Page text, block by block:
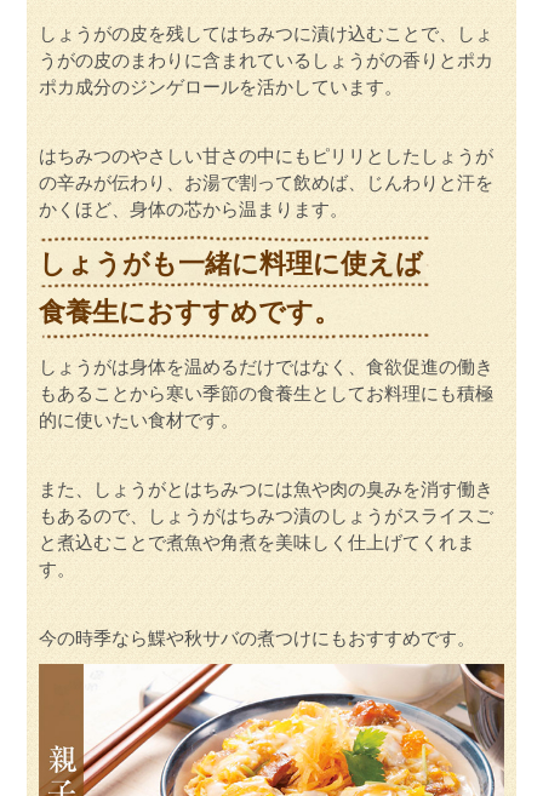
しょうがの皮を残してはちみつに漬け込むことで、しょ
うがの皮のまわりに含まれているしょうがの香りとポカ
ポカ成分のジンゲロールを活かしています。
はちみつのやさしい甘さの中にもピリリとしたしょうが
の辛みが伝わり、お湯で割って飲めば、じんわりと汗を
かくほど、身体の芯から温まります。
しょうがも一緒に料理に使えば
食養生におすすめです。
しょうがは身体を温めるだけではなく、食欲促進の働き
もあることから寒い季節の食養生としてお料理にも積極
的に使いたい食材です。
また、しょうがとはちみつには魚や肉の臭みを消す働き
もあるので、しょうがはちみつ漬のしょうがスライスご
と煮込むことで煮魚や角煮を美味しく仕上げてくれま
す。
今の時季なら鰈や秋サバの煮つけにもおすすめです。